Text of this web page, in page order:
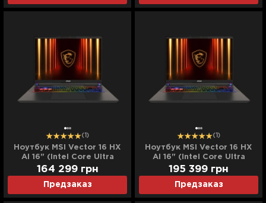
(1)
Ноутбук MSI Vector 16 HX
AI 16" (Intel Core Ultra
7/128GB/4TB (SSD)/RTX
5070 Ti) (A2XWHG-
138XUA) (Standard)
Предзаказ
164 299 грн
(1)
Ноутбук MSI Vector 16 HX
AI 16" (Intel Core Ultra
7/128GB/8TB (SSD)/RTX
5070 Ti) (A2XWHG-
139XUA) (Standard)
Предзаказ
195 399 грн